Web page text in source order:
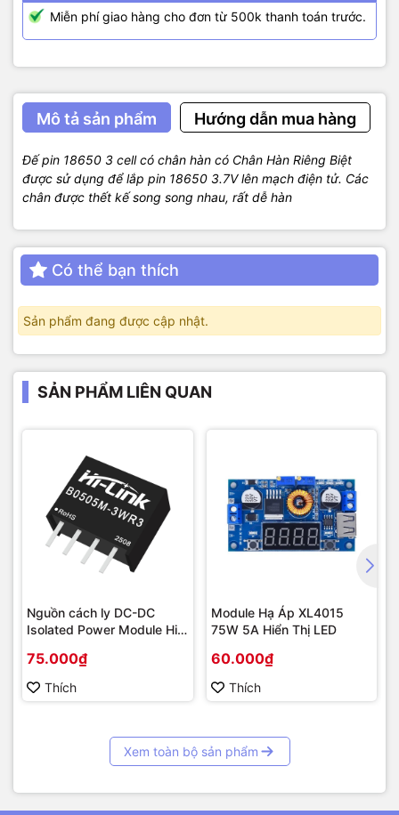
Miễn phí giao hàng cho đơn từ 500k thanh toán trước.
Mô tả sản phẩm Hướng dẫn mua hàng
Đế pin 18650 3 cell có chân hàn có Chân Hàn Riêng Biệt
được sử dụng để lắp pin 18650 3.7V lên mạch điện tử. Các
chân được thết kế song song nhau, rất dễ hàn
Có thể bạn thích
Sản phẩm đang được cập nhật.
SẢN PHẨM LIÊN QUAN
Nguồn cách ly DC-DC
Isolated Power Module Hi-
75.000₫
Thích
Module Hạ Áp XL4015
75W 5A Hiển Thị LED
60.000₫
Thích
Xem toàn bộ sản phẩm